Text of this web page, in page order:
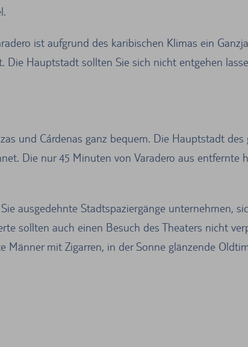
ist aufgrund des karibischen Klimas ein
Hauptstadt sollten Sie sich nicht entgehen
und Cárdenas ganz bequem. Die Hauptstadt des
Die nur 45 Minuten von Varadero aus entfernte
ausgedehnte Stadtspaziergänge unternehmen,
sollten auch einen Besuch des Theaters nicht
mit Zigarren, in der Sonne glänzende